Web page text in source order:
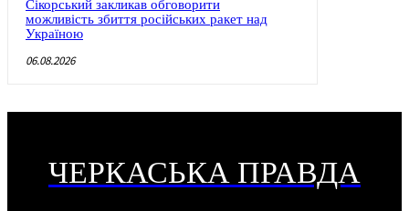
Сікорський закликав обговорити
можливість збиття російських ракет над
Україною
06.08.2026
ЧЕРКАСЬКА ПРАВДА